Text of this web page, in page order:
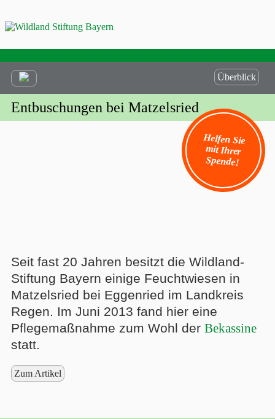
Helfen Sie
mit Ihrer
Spende!
Überblick
Entbuschungen bei Matzelsried
Seit fast 20 Jahren besitzt die Wildland-
Stiftung Bayern einige Feuchtwiesen in
Matzelsried bei Eggenried im Landkreis
Regen. Im Juni 2013 fand hier eine
Pflegemaßnahme zum Wohl der Bekassine
statt.
Zum Artikel